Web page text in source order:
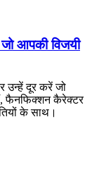
आपकी विजयी
दूर करें जो
फैनफिक्शन कैरेक्टर
के साथ।